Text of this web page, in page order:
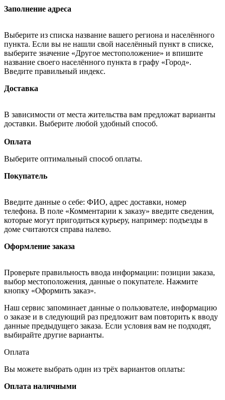
Заполнение адреса
Выберите из списка название вашего региона и населённого
пункта. Если вы не нашли свой населённый пункт в списке,
выберите значение «Другое местоположение» и впишите
название своего населённого пункта в графу «Город».
Введите правильный индекс.
Доставка
В зависимости от места жительства вам предложат варианты
доставки. Выберите любой удобный способ.
Оплата
Выберите оптимальный способ оплаты.
Покупатель
Введите данные о себе: ФИО, адрес доставки, номер
телефона. В поле «Комментарии к заказу» введите сведения,
которые могут пригодиться курьеру, например: подъезды в
доме считаются справа налево.
Оформление заказа
Проверьте правильность ввода информации: позиции заказа,
выбор местоположения, данные о покупателе. Нажмите
кнопку «Оформить заказ».
Наш сервис запоминает данные о пользователе, информацию
о заказе и в следующий раз предложит вам повторить к вводу
данные предыдущего заказа. Если условия вам не подходят,
выбирайте другие варианты.
Оплата
Вы можете выбрать один из трёх вариантов оплаты:
Оплата наличными